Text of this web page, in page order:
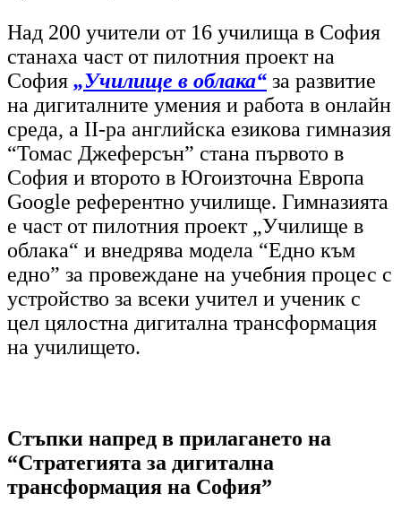
Над 200 учители от 16 училища в София
станаха част от пилотния проект на
София „Училище в облака“ за развитие
на дигиталните умения и работа в онлайн
среда, а II-ра английска езикова гимназия
“Томас Джеферсън” стана първото в
София и второто в Югоизточна Европа
Google референтно училище. Гимназията
е част от пилотния проект „Училище в
облака“ и внедрява модела “Едно към
едно” за провеждане на учебния процес с
устройство за всеки учител и ученик с
цел цялостна дигитална трансформация
на училището.
Стъпки напред в прилагането на
“Стратегията за дигитална
трансформация на София”